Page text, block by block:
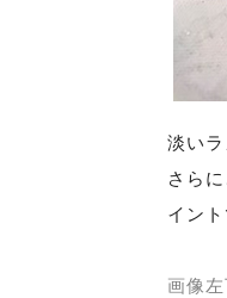
淡い
さら
イント
画像